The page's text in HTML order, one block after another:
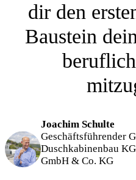
dir den
Baustein
Joachim Schulte
Geschäftsführender
Duschkabinenbau
GmbH & Co. KG